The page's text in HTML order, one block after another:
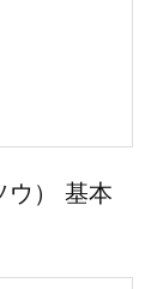
ウ） 基本